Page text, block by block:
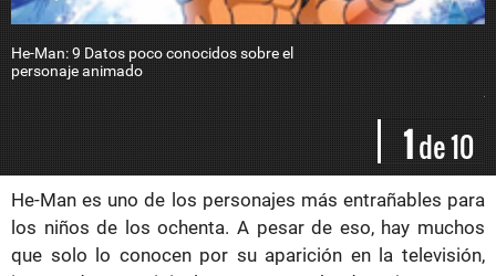
He-Man: 9 Datos poco conocidos sobre el
personaje animado
1de 10
He-Man es uno de los personajes más entrañables para
los niños de los ochenta. A pesar de eso, hay muchos
que solo lo conocen por su aparición en la televisión,